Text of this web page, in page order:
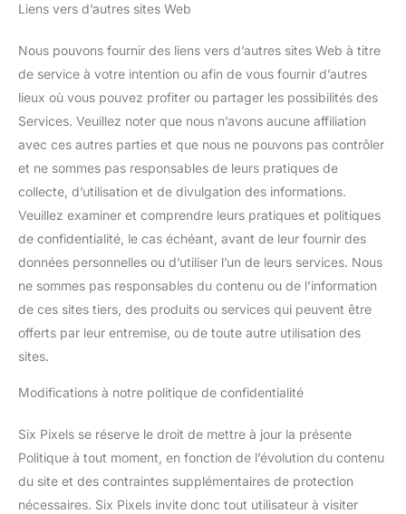
Liens vers d’autres sites Web
Nous pouvons fournir des liens vers d’autres sites Web à titre
de service à votre intention ou afin de vous fournir d’autres
lieux où vous pouvez profiter ou partager les possibilités des
Services. Veuillez noter que nous n’avons aucune affiliation
avec ces autres parties et que nous ne pouvons pas contrôler
et ne sommes pas responsables de leurs pratiques de
collecte, d’utilisation et de divulgation des informations.
Veuillez examiner et comprendre leurs pratiques et politiques
de confidentialité, le cas échéant, avant de leur fournir des
données personnelles ou d’utiliser l’un de leurs services. Nous
ne sommes pas responsables du contenu ou de l’information
de ces sites tiers, des produits ou services qui peuvent être
offerts par leur entremise, ou de toute autre utilisation des
sites.
Modifications à notre politique de confidentialité
Six Pixels se réserve le droit de mettre à jour la présente
Politique à tout moment, en fonction de l’évolution du contenu
du site et des contraintes supplémentaires de protection
nécessaires. Six Pixels invite donc tout utilisateur à visiter